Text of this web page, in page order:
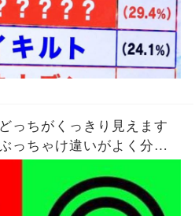
っちがくっきり見えます
っちゃけ違いがよく分か